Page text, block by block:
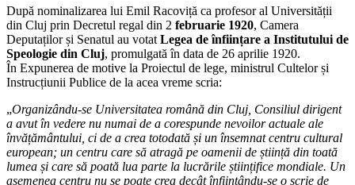
După nominalizarea lui Emil Racoviță ca profesor al Universității
din Cluj prin Decretul regal din 2 februarie 1920, Camera
Deputaților și Senatul au votat Legea de înființare a Institutului de
Speologie din Cluj, promulgată în data de 26 aprilie 1920.
În Expunerea de motive la Proiectul de lege, ministrul Cultelor și
Instrucțiunii Publice de la acea vreme scria:
„Organizându-se Universitatea română din Cluj, Consiliul dirigent
a avut în vedere nu numai de a corespunde nevoilor actuale ale
învățământului, ci de a crea totodată și un însemnat centru cultural
european; un centru care să atragă pe oamenii de știință din toată
lumea și care să poată lua parte la lucrările științifice mondiale. Un
asemenea centru nu se poate crea decât înființându-se o scrie de